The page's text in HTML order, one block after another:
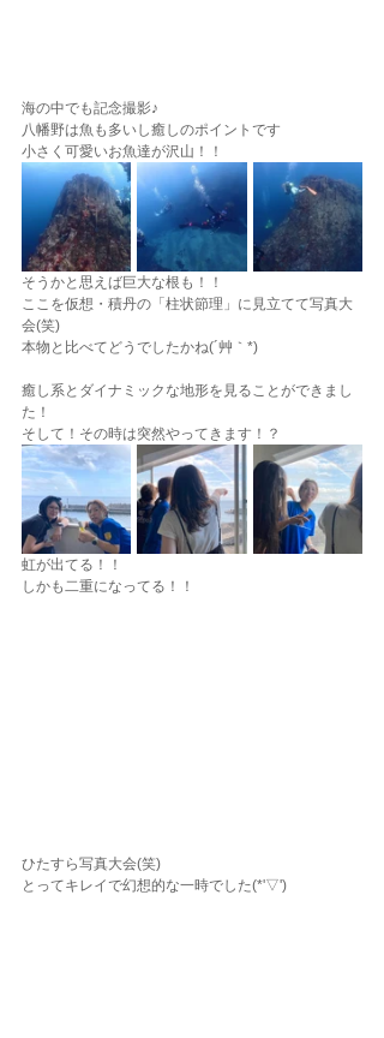
海の中でも記念撮影♪
八幡野は魚も多いし癒しのポイントです
小さく可愛いお魚達が沢山！！
そうかと思えば巨大な根も！！
ここを仮想・積丹の「柱状節理」に見立てて写真大
会(笑)
本物と比べてどうでしたかね(´艸｀*)
癒し系とダイナミックな地形を見ることができまし
た！
そして！その時は突然やってきます！？
虹が出てる！！
しかも二重になってる！！
ひたすら写真大会(笑)
とってキレイで幻想的な一時でした(*'▽')